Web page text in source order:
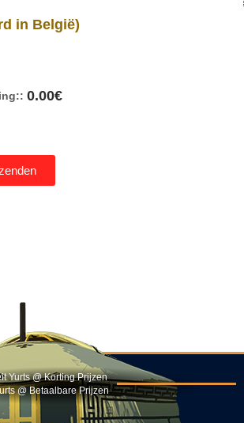
in België)
0.00€
Yurts @ Korting Prijzen
@ Betaalbare Prijzen